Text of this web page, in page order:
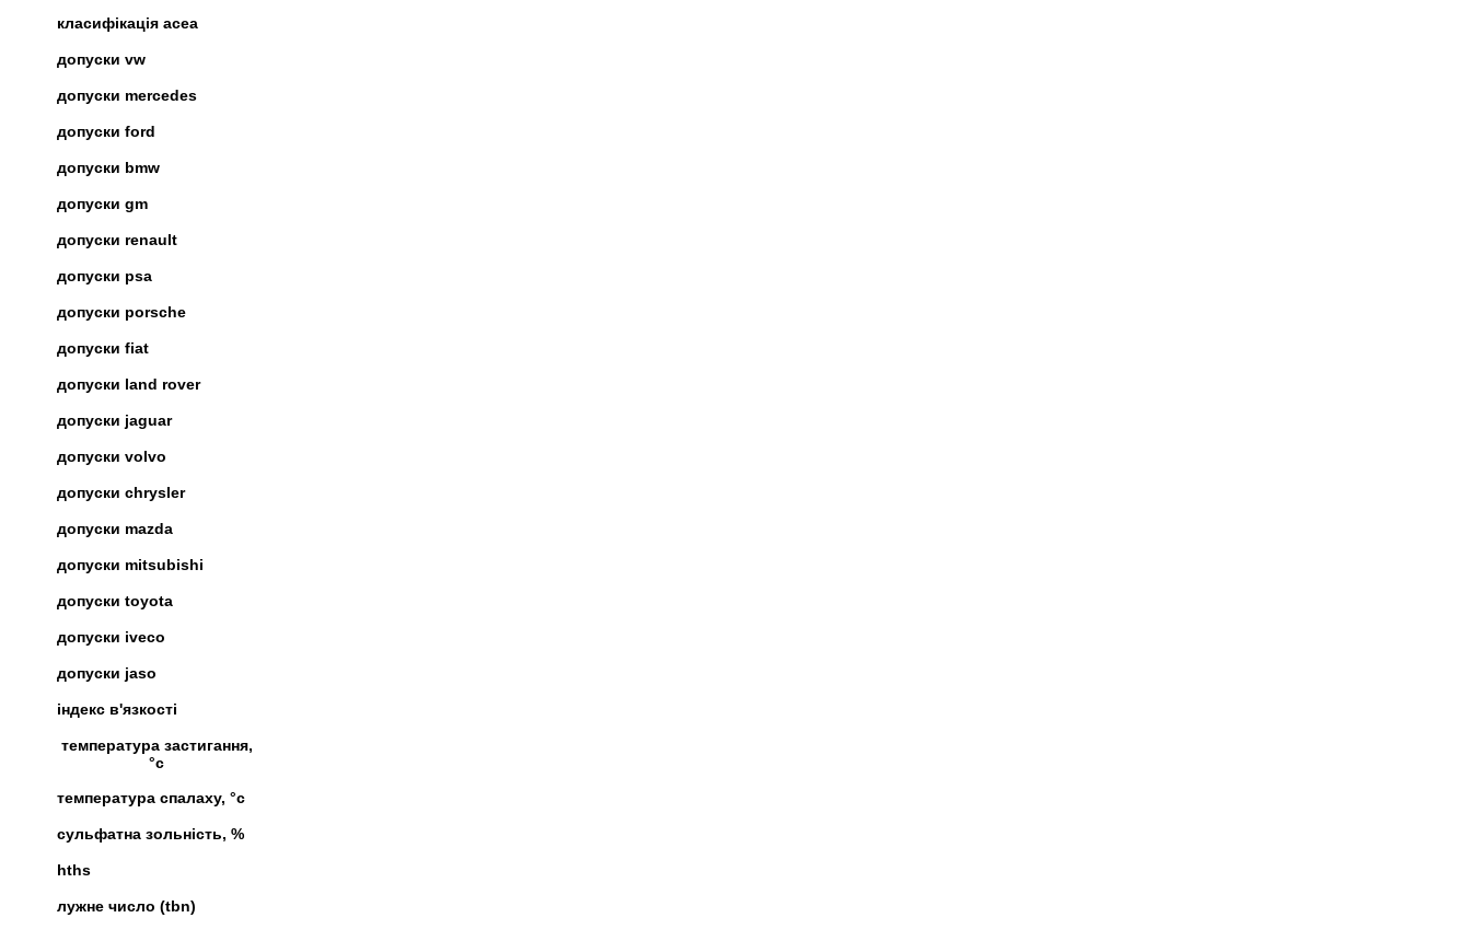
класифікація acea
допуски vw
допуски mercedes
допуски ford
допуски bmw
допуски gm
допуски renault
допуски psa
допуски porsche
допуски fiat
допуски land rover
допуски jaguar
допуски volvo
допуски chrysler
допуски mazda
допуски mitsubishi
допуски toyota
допуски iveco
допуски jaso
індекс в'язкості
температура застигання,
°c
температура спалаху, °c
сульфатна зольність, %
hths
лужне число (tbn)